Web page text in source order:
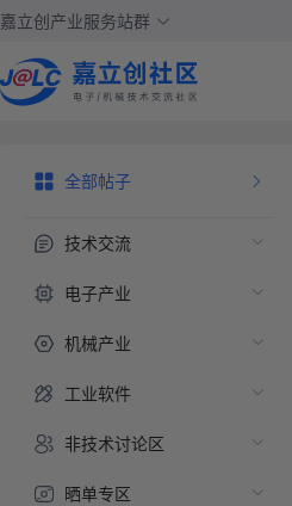
嘉立创产业服务站群
全部帖子
技术交流
电子产业
机械产业
工业软件
非技术讨论区
晒单专区